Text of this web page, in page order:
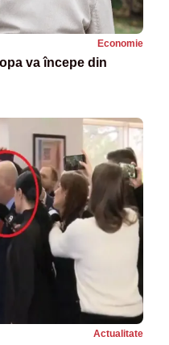
Economie
va începe din
Actualitate